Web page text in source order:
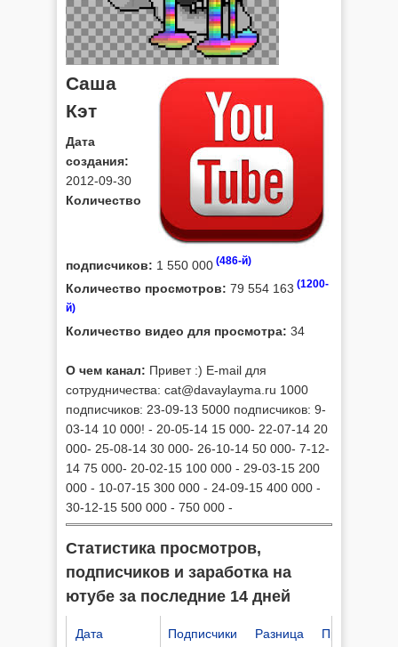
Саша
Кэт
Дата
создания:
2012-09-30
Количество
подписчиков: 1 550 000 (486-й)
Количество просмотров: 79 554 163 (1200-
й)
Количество видео для просмотра: 34
О чем канал: Привет :) E-mail для
сотрудничества: cat@davaylayma.ru 1000
подписчиков: 23-09-13 5000 подписчиков: 9-
03-14 10 000! - 20-05-14 15 000- 22-07-14 20
000- 25-08-14 30 000- 26-10-14 50 000- 7-12-
14 75 000- 20-02-15 100 000 - 29-03-15 200
000 - 10-07-15 300 000 - 24-09-15 400 000 -
30-12-15 500 000 - 750 000 -
Статистика просмотров,
подписчиков и заработка на
ютубе за последние 14 дней
Подписчики Разница Просмотров
Дата